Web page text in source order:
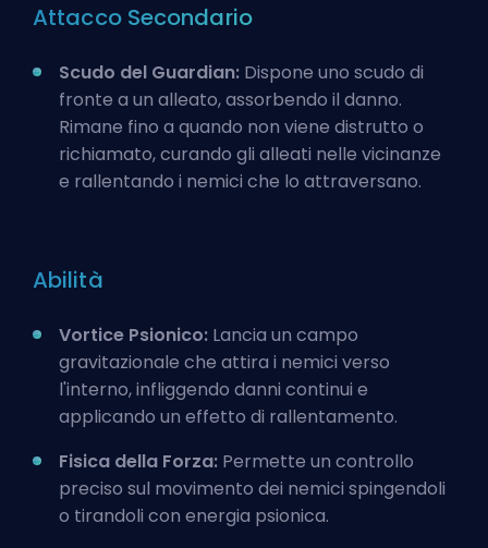
Attacco Secondario
Scudo del Guardian: Dispone uno scudo di
fronte a un alleato, assorbendo il danno.
Rimane fino a quando non viene distrutto o
richiamato, curando gli alleati nelle vicinanze
e rallentando i nemici che lo attraversano.
Abilità
Vortice Psionico: Lancia un campo
gravitazionale che attira i nemici verso
l'interno, infliggendo danni continui e
applicando un effetto di rallentamento.
Fisica della Forza: Permette un controllo
preciso sul movimento dei nemici spingendoli
o tirandoli con energia psionica.